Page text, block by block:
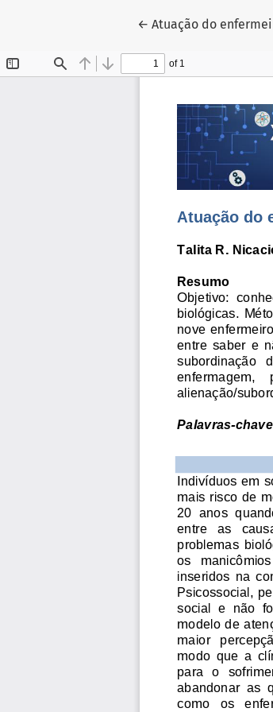
← Voltar aos Detalhes
Atuação do